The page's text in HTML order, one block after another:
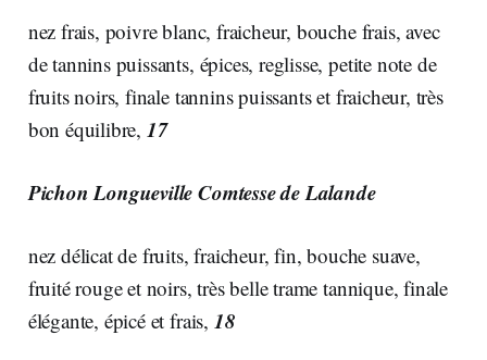
nez frais, poivre blanc, fraicheur, bouche frais, avec
de tannins puissants, épices, reglisse, petite note de
fruits noirs, finale tannins puissants et fraicheur, très
bon équilibre, 17
Pichon Longueville Comtesse de Lalande
nez délicat de fruits, fraicheur, fin, bouche suave,
fruité rouge et noirs, très belle trame tannique, finale
élégante, épicé et frais, 18